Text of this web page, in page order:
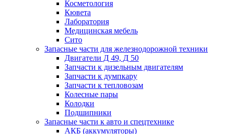
Косметология
Кювета
Лаборатория
Медицинская мебель
Сито
Запасные части для железнодорожной техники
Двигатели Д 49, Д 50
Запчасти к дизельным двигателям
Запчасти к думпкару
Запчасти к тепловозам
Колесные пары
Колодки
Подшипники
Запасные части к авто и спецтехнике
АКБ (аккумуляторы)